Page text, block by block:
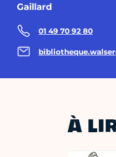
Gaillard
01 49 70 92 80
À